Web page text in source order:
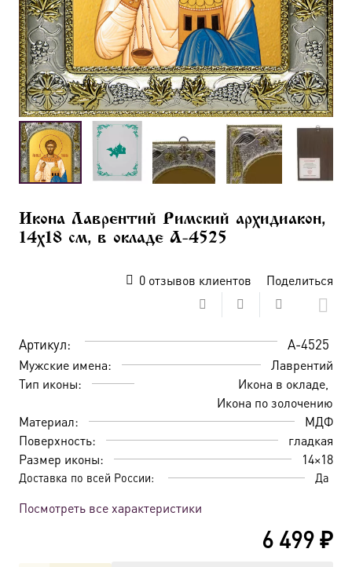
Икона Лаврентий Римский архидиакон,
14х18 см, в окладе A-4525
0отзывов клиентов Поделиться
Артикул: A-4525
Мужские имена:
Лаврентий
Тип иконы:
Икона в окладе
Икона по золочению
Материал:
МДФ
Поверхность:
гладкая
Размер иконы:
14×18
Доставка по всей России: Да
Посмотреть все характеристики
6 499₽